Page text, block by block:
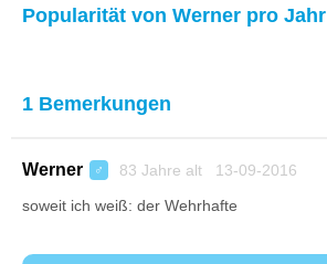
Popularität von Werner pro Jahr
1 Bemerkungen
Werner ♂ 83 Jahre alt 13-09-2016
soweit ich weiß: der Wehrhafte